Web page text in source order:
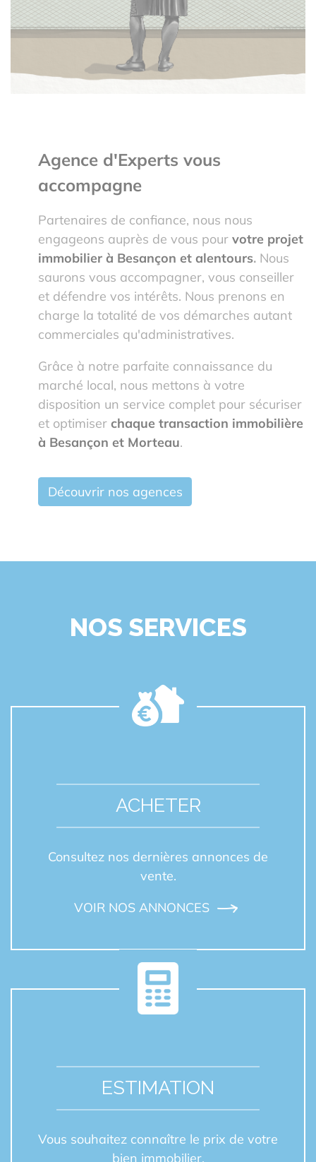
Agence d'Experts vous
accompagne
Partenaires de confiance, nous nous
engageons auprès de vous pour votre projet
immobilier à Besançon et alentours. Nous
saurons vous accompagner, vous conseiller
et défendre vos intérêts. Nous prenons en
charge la totalité de vos démarches autant
commerciales qu'administratives.
Grâce à notre parfaite connaissance du
marché local, nous mettons à votre
disposition un service complet pour sécuriser
et optimiser chaque transaction immobilière
à Besançon et Morteau.
Découvrir nos agences
NOS SERVICES
ACHETER
Consultez nos dernières annonces de
vente.
VOIR NOS ANNONCES
ESTIMATION
Vous souhaitez connaître le prix de votre
bien immobilier.